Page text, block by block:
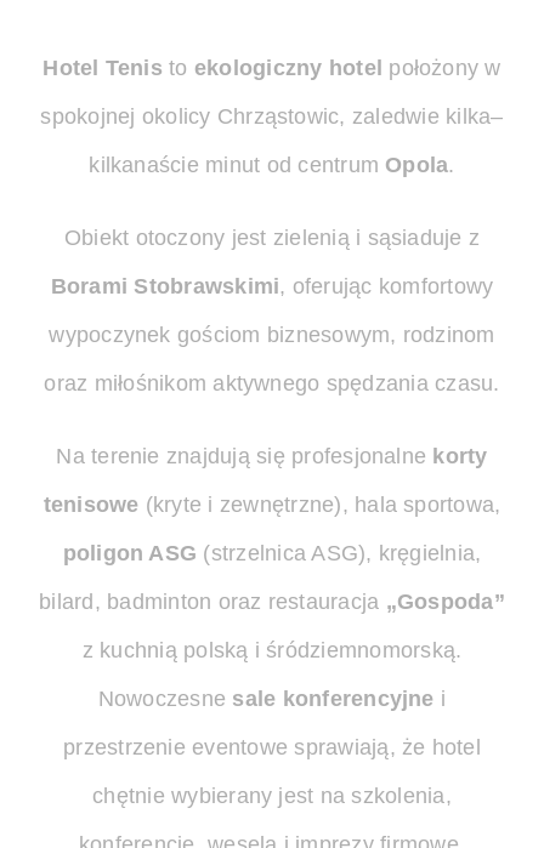
Hotel Tenis to ekologiczny hotel położony w
spokojnej okolicy Chrząstowic, zaledwie kilka–
kilkanaście minut od centrum Opola.
Obiekt otoczony jest zielenią i sąsiaduje z
Borami Stobrawskimi, oferując komfortowy
wypoczynek gościom biznesowym, rodzinom
oraz miłośnikom aktywnego spędzania czasu.
Na terenie znajdują się profesjonalne korty
tenisowe (kryte i zewnętrzne), hala sportowa,
poligon ASG (strzelnica ASG), kręgielnia,
bilard, badminton oraz restauracja „Gospoda”
z kuchnią polską i śródziemnomorską.
Nowoczesne sale konferencyjne i
przestrzenie eventowe sprawiają, że hotel
chętnie wybierany jest na szkolenia,